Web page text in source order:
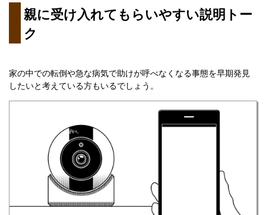
親に受け入れてもらいやすい説明トー
ク
家の中での転倒や急な病気で助けが呼べなくなる事態を早期発見
したいと考えている方もいるでしょう。